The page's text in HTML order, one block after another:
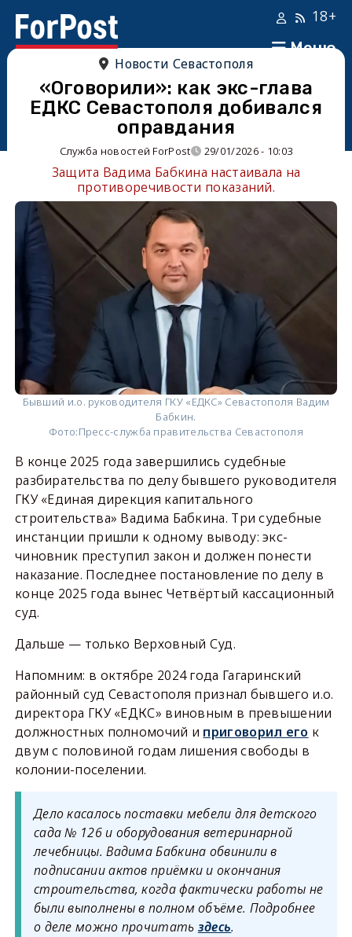
Меню
18+
Новости Севастополя
«Оговорили»: как экс-глава
ЕДКС Севастополя добивался
оправдания
Служба новостей ForPost 29/01/2026 - 10:03
Защита Вадима Бабкина настаивала на
противоречивости показаний.
Бывший и.о. руководителя ГКУ «ЕДКС» Севастополя Вадим
Бабкин.
Фото:Пресс-служба правительства Севастополя
В конце 2025 года завершились судебные
разбирательства по делу бывшего руководителя
ГКУ «Единая дирекция капитального
строительства» Вадима Бабкина. Три судебные
инстанции пришли к одному выводу: экс-
чиновник преступил закон и должен понести
наказание. Последнее постановление по делу в
конце 2025 года вынес Четвёртый кассационный
суд.
Дальше — только Верховный Суд.
Напомним: в октябре 2024 года Гагаринский
районный суд Севастополя признал бывшего и.о.
директора ГКУ «ЕДКС» виновным в превышении
должностных полномочий и приговорил его к
двум с половиной годам лишения свободы в
колонии-поселении.
Дело касалось поставки мебели для детского
сада № 126 и оборудования ветеринарной
лечебницы. Вадима Бабкина обвинили в
подписании актов приёмки и окончания
строительства, когда фактически работы не
были выполнены в полном объёме. Подробнее
о деле можно прочитать здесь.